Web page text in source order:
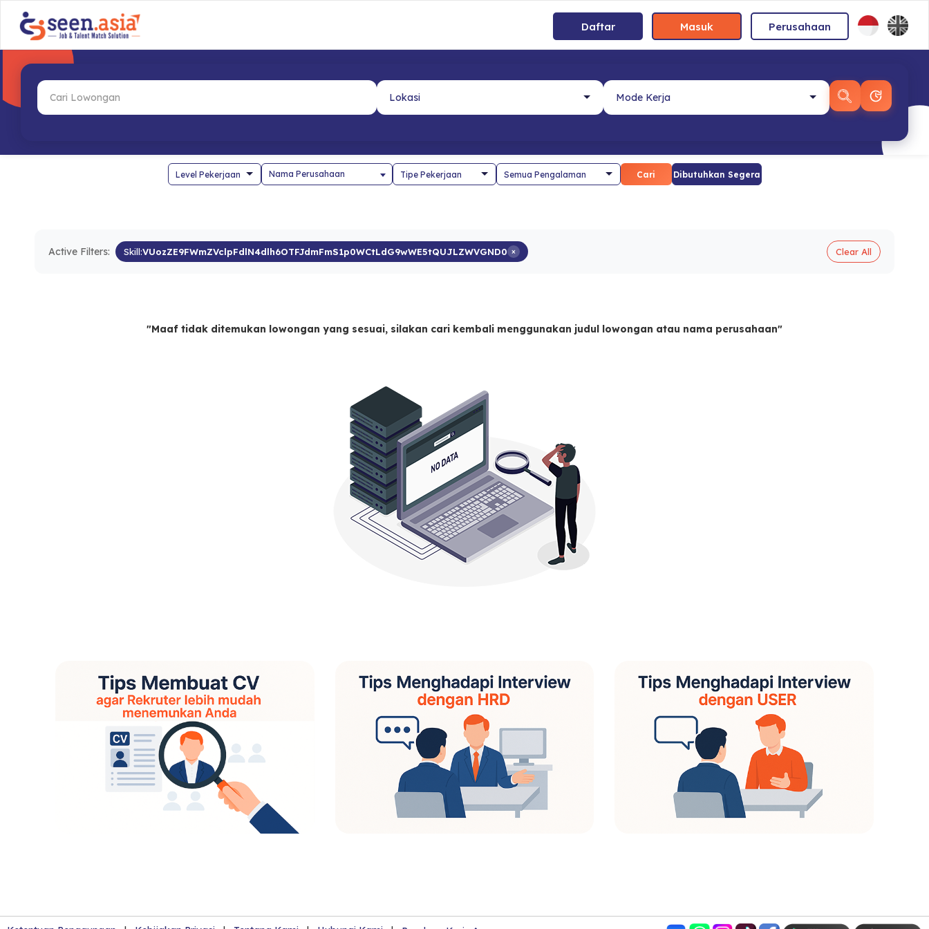
Daftar Masuk Perusahaan
Nama Perusahaan Cari Dibutuhkan Segera
Active Filters: Skill:VUozZE9FWmZVclpFdlN4dlh6OTFJdmFmS1p0WCtLdG9wWE5tQUJLZWVGND0 × Clear All
"Maaf tidak ditemukan lowongan yang sesuai, silakan cari kembali menggunakan judul lowongan atau nama perusahaan"